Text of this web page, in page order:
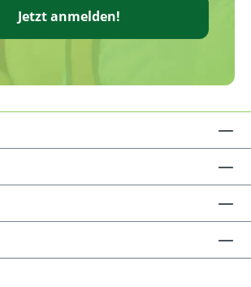
Jetzt anmelden!